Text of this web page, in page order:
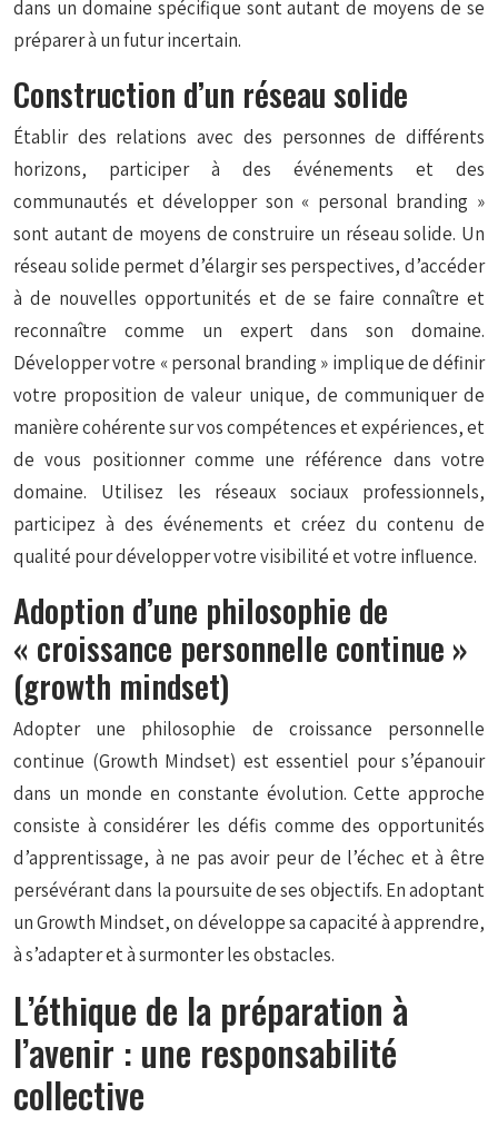
dans un domaine spécifique sont autant de moyens de se
préparer à un futur incertain.
Construction d’un réseau solide
Établir des relations avec des personnes de différents
horizons, participer à des événements et des
communautés et développer son « personal branding »
sont autant de moyens de construire un réseau solide. Un
réseau solide permet d’élargir ses perspectives, d’accéder
à de nouvelles opportunités et de se faire connaître et
reconnaître comme un expert dans son domaine.
Développer votre « personal branding » implique de définir
votre proposition de valeur unique, de communiquer de
manière cohérente sur vos compétences et expériences, et
de vous positionner comme une référence dans votre
domaine. Utilisez les réseaux sociaux professionnels,
participez à des événements et créez du contenu de
qualité pour développer votre visibilité et votre influence.
Adoption d’une philosophie de
« croissance personnelle continue »
(growth mindset)
Adopter une philosophie de croissance personnelle
continue (Growth Mindset) est essentiel pour s’épanouir
dans un monde en constante évolution. Cette approche
consiste à considérer les défis comme des opportunités
d’apprentissage, à ne pas avoir peur de l’échec et à être
persévérant dans la poursuite de ses objectifs. En adoptant
un Growth Mindset, on développe sa capacité à apprendre,
à s’adapter et à surmonter les obstacles.
L’éthique de la préparation à
l’avenir : une responsabilité
collective